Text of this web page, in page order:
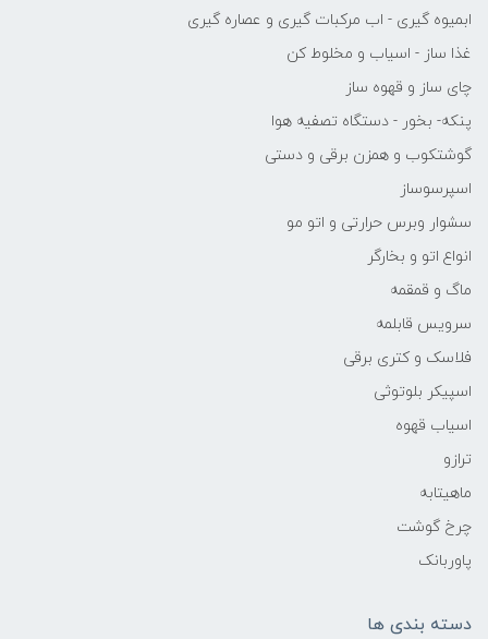
ابمیوه گیری - اب مرکبات گیری و عصاره گیری
غذا ساز - اسیاب و مخلوط کن
چای ساز و قهوه ساز
پنکه- بخور - دستگاه تصفیه هوا
گوشتکوب و همزن برقی و دستی
اسپرسوساز
سشوار وبرس حرارتی و اتو مو
انواع اتو و بخارگر
ماگ و قمقمه
سرویس قابلمه
فلاسک و کتری برقی
اسپیکر بلوتوثی
اسیاب قهوه
ترازو
ماهیتابه
چرخ گوشت
پاوربانک
دسته بندی ها